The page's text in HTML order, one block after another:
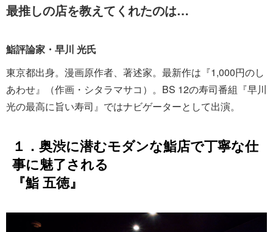
最推しの店を教えてくれたのは…
鮨評論家・早川 光氏
東京都出身。漫画原作者、著述家。最新作は『1,000円のし
あわせ』（作画・シタラマサコ）。BS 12の寿司番組『早川
光の最高に旨い寿司』ではナビゲーターとして出演。
１．奥渋に潜むモダンな鮨店で丁寧な仕
事に魅了される
『鮨 五徳』